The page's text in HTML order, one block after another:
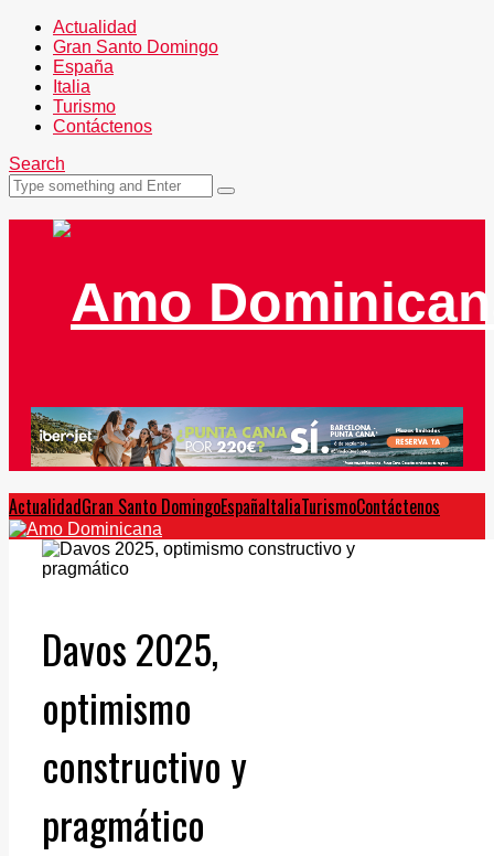
Actualidad
Gran Santo Domingo
España
Italia
Turismo
Contáctenos
Search
ActualidadGran Santo DomingoEspañaItaliaTurismoContáctenos
Davos 2025,
optimismo
constructivo y
pragmático